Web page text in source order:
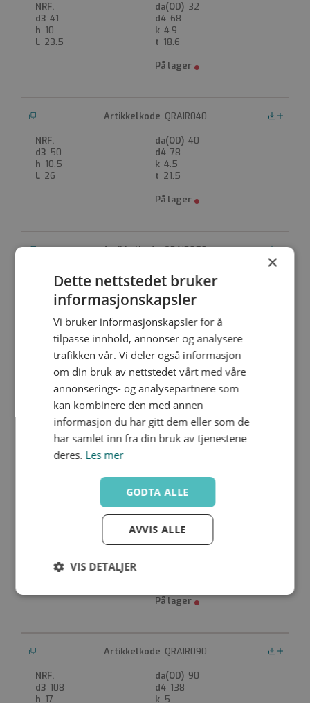
32
41
68
10
4.9
23.5
18.6
QRAIR040
40
50
78
10.5
4.5
26
21.5
QRAIR050
50
61
88
5
24
QRAIR063
63
76
102
4.5
32.5
28
QRAIR075
75
16
QRAIR090
90
108
138
17
5
×
Dette nettstedet bruker
informasjonskapsler
Vi bruker informasjonskapsler for å
tilpasse innhold, annonser og analysere
trafikken vår. Vi deler også informasjon
om din bruk av nettstedet vårt med våre
annonserings- og analysepartnere som
kan kombinere den med annen
informasjon du har gitt dem eller som de
har samlet inn fra din bruk av tjenestene
deres. Les mer
GODTA ALLE
AVVIS ALLE
VIS DETALJER
Strengt
Ytelse Målretting